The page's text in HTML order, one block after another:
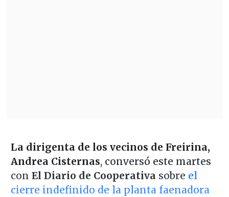
La dirigenta de los vecinos de Freirina,
Andrea Cisternas, conversó este martes
con El Diario de Cooperativa sobre el
cierre indefinido de la planta faenadora